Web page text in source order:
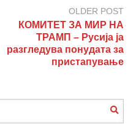
OLDER POST
КОМИТЕТ ЗА МИР НА
ТРАМП – Русија ја
разгледува понудата за
пристапување